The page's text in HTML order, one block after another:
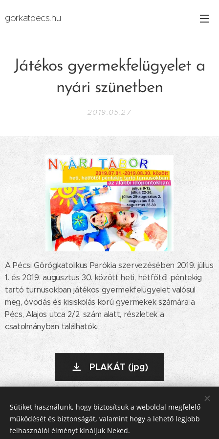
gorkatpecs.hu
Játékos gyermekfelügyelet a
nyári szünetben
2019.05.27
A Pécsi Görögkatolikus Parókia szervezésében 2019. július
1. és 2019. augusztus 30. között heti, hétfőtől péntekig
tartó turnusokban játékos gyermekfelügyelet valósul
meg, óvodás és kisiskolás korú gyermekek számára a
Pécs, Alajos utca 2/2. szám alatt, részletek a
csatolmányban találhatók.
PLAKÁT (jpg)
Share
Sütiket használunk, hogy biztosítsuk a weboldal megfelelő
működését és biztonságát, valamint hogy a lehető legjobb
felhasználói élményt kínáljuk Neked.